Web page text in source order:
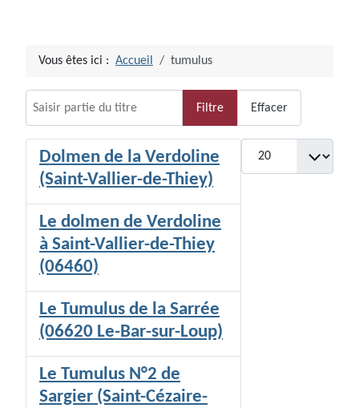
Vous êtes ici : Accueil tumulus
Filtre Effacer
Afficher #
Dolmen de la Verdoline
(Saint-Vallier-de-Thiey)
Le dolmen de Verdoline
à Saint-Vallier-de-Thiey
(06460)
Le Tumulus de la Sarrée
(06620 Le-Bar-sur-Loup)
Le Tumulus N°2 de
Sargier (Saint-Cézaire-